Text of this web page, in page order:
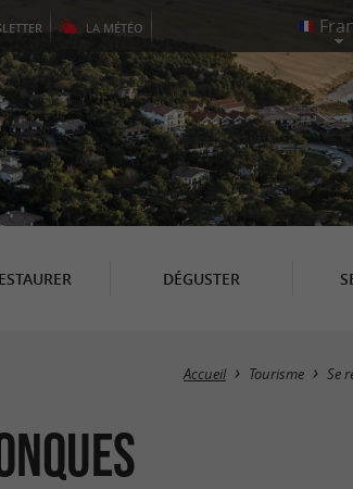
LA MÉTÉO
DÉGUSTER
Accueil Tourisme Se